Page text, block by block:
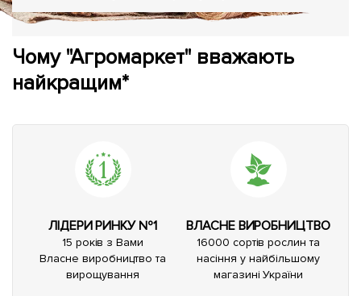
Чому "Агромаркет" вважають
найкращим*
ЛІДЕРИ РИНКУ №1
15 років з Вами
Власне виробництво та
вирощування
ВЛАСНЕ ВИРОБНИЦТВО
16000 сортів рослин та
насіння у найбільшому
магазині України